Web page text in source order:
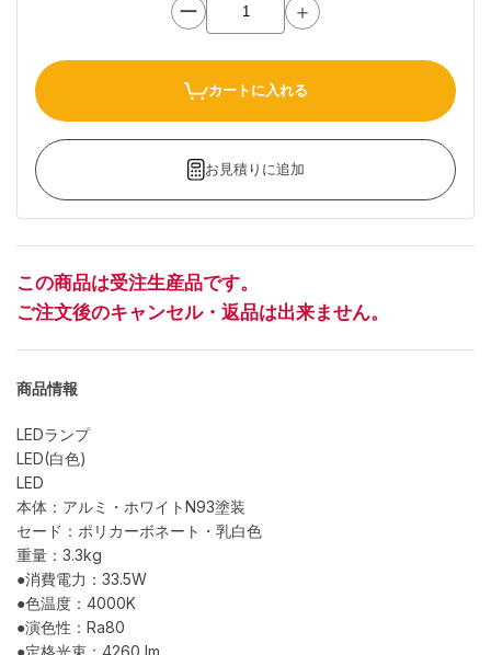
ー ＋
カートに入れる
お見積りに追加
この商品は受注生産品です。
ご注文後のキャンセル・返品は出来ません。
商品情報
LEDランプ
LED(白色)
LED
本体：アルミ・ホワイトN93塗装
セード：ポリカーボネート・乳白色
重量：3.3kg
●消費電力：33.5W
●色温度：4000K
●演色性：Ra80
●定格光束：4260 lm